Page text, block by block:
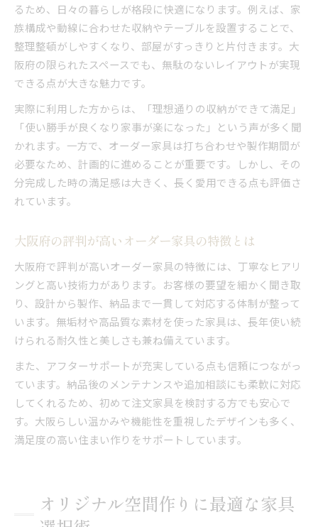
るため、日々の暮らしが格段に快適になります。例えば、家
族構成や動線に合わせた収納やテーブルを設置することで、
整理整頓がしやすくなり、部屋がすっきりと片付きます。大
阪府の限られたスペースでも、無駄のないレイアウトが実現
できる点が大きな魅力です。
実際に利用した方からは、「理想通りの収納ができて満足」
「使い勝手が良くなり家事が楽になった」という声が多く聞
かれます。一方で、オーダー家具は打ち合わせや製作期間が
必要なため、計画的に進めることが重要です。しかし、その
分完成した時の満足感は大きく、長く愛用できる点も評価さ
れています。
大阪府の評判が高いオーダー家具の特徴とは
大阪府で評判が高いオーダー家具の特徴には、丁寧なヒアリ
ングと高い技術力があります。お客様の要望を細かく聞き取
り、設計から製作、納品まで一貫して対応する体制が整って
います。無垢材や高品質な素材を使った家具は、長年使い続
けられる耐久性と美しさも兼ね備えています。
また、アフターサポートが充実している点も信頼につながっ
ています。納品後のメンテナンスや追加相談にも柔軟に対応
してくれるため、初めて注文家具を検討する方でも安心で
す。大阪らしい温かみや機能性を重視したデザインも多く、
満足度の高い住まい作りをサポートしています。
オリジナル空間作りに最適な家具